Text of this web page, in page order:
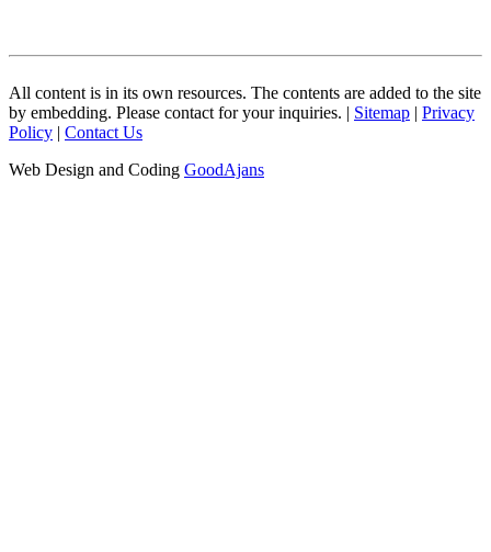
All content is in its own resources. The contents are added to the site
by embedding. Please contact for your inquiries. | Sitemap | Privacy
Policy | Contact Us
Web Design and Coding GoodAjans